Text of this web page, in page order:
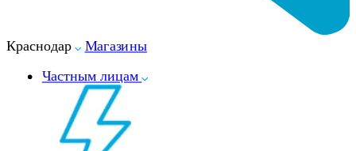
Краснодар
Магазины
Частным лицам